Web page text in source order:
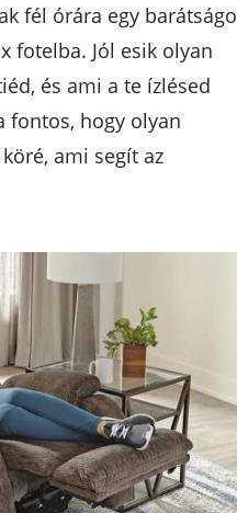
fél órára egy
fotelba. Jól esik olyan
és ami a te ízlésed
fontos, hogy olyan
ami segít az